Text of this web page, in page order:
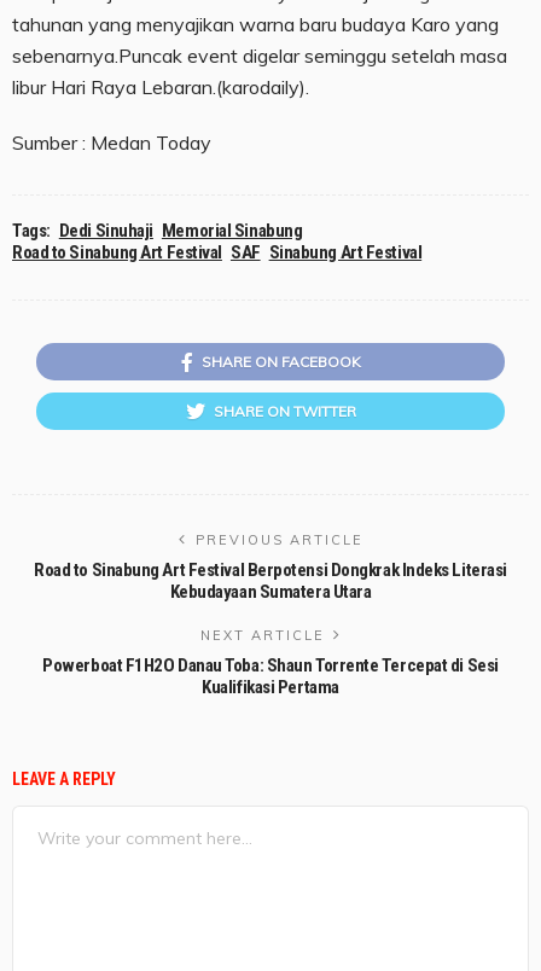
tahunan yang menyajikan warna baru budaya Karo yang
sebenarnya.Puncak event digelar seminggu setelah masa
libur Hari Raya Lebaran.(karodaily).
Sumber : Medan Today
Tags: Dedi Sinuhaji Memorial Sinabung
Road to Sinabung Art Festival SAF Sinabung Art Festival
SHARE ON FACEBOOK
SHARE ON TWITTER
PREVIOUS ARTICLE
Road to Sinabung Art Festival Berpotensi Dongkrak Indeks Literasi
Kebudayaan Sumatera Utara
NEXT ARTICLE
Powerboat F1H2O Danau Toba: Shaun Torrente Tercepat di Sesi
Kualifikasi Pertama
LEAVE A REPLY